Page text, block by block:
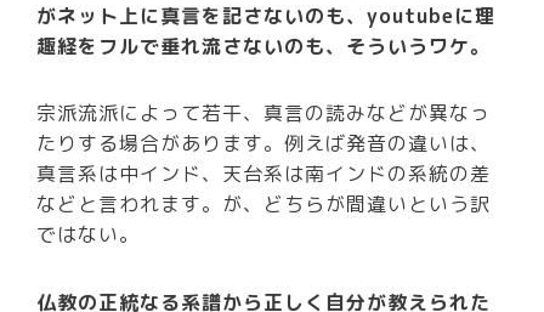
がネット上に真言を記さないのも、youtubeに理
趣経をフルで垂れ流さないのも、そういうワケ。
宗派流派によって若干、真言の読みなどが異なっ
たりする場合があります。例えば発音の違いは、
真言系は中インド、天台系は南インドの系統の差
などと言われます。が、どちらが間違いという訳
ではない。
仏教の正統なる系譜から正しく自分が教えられた